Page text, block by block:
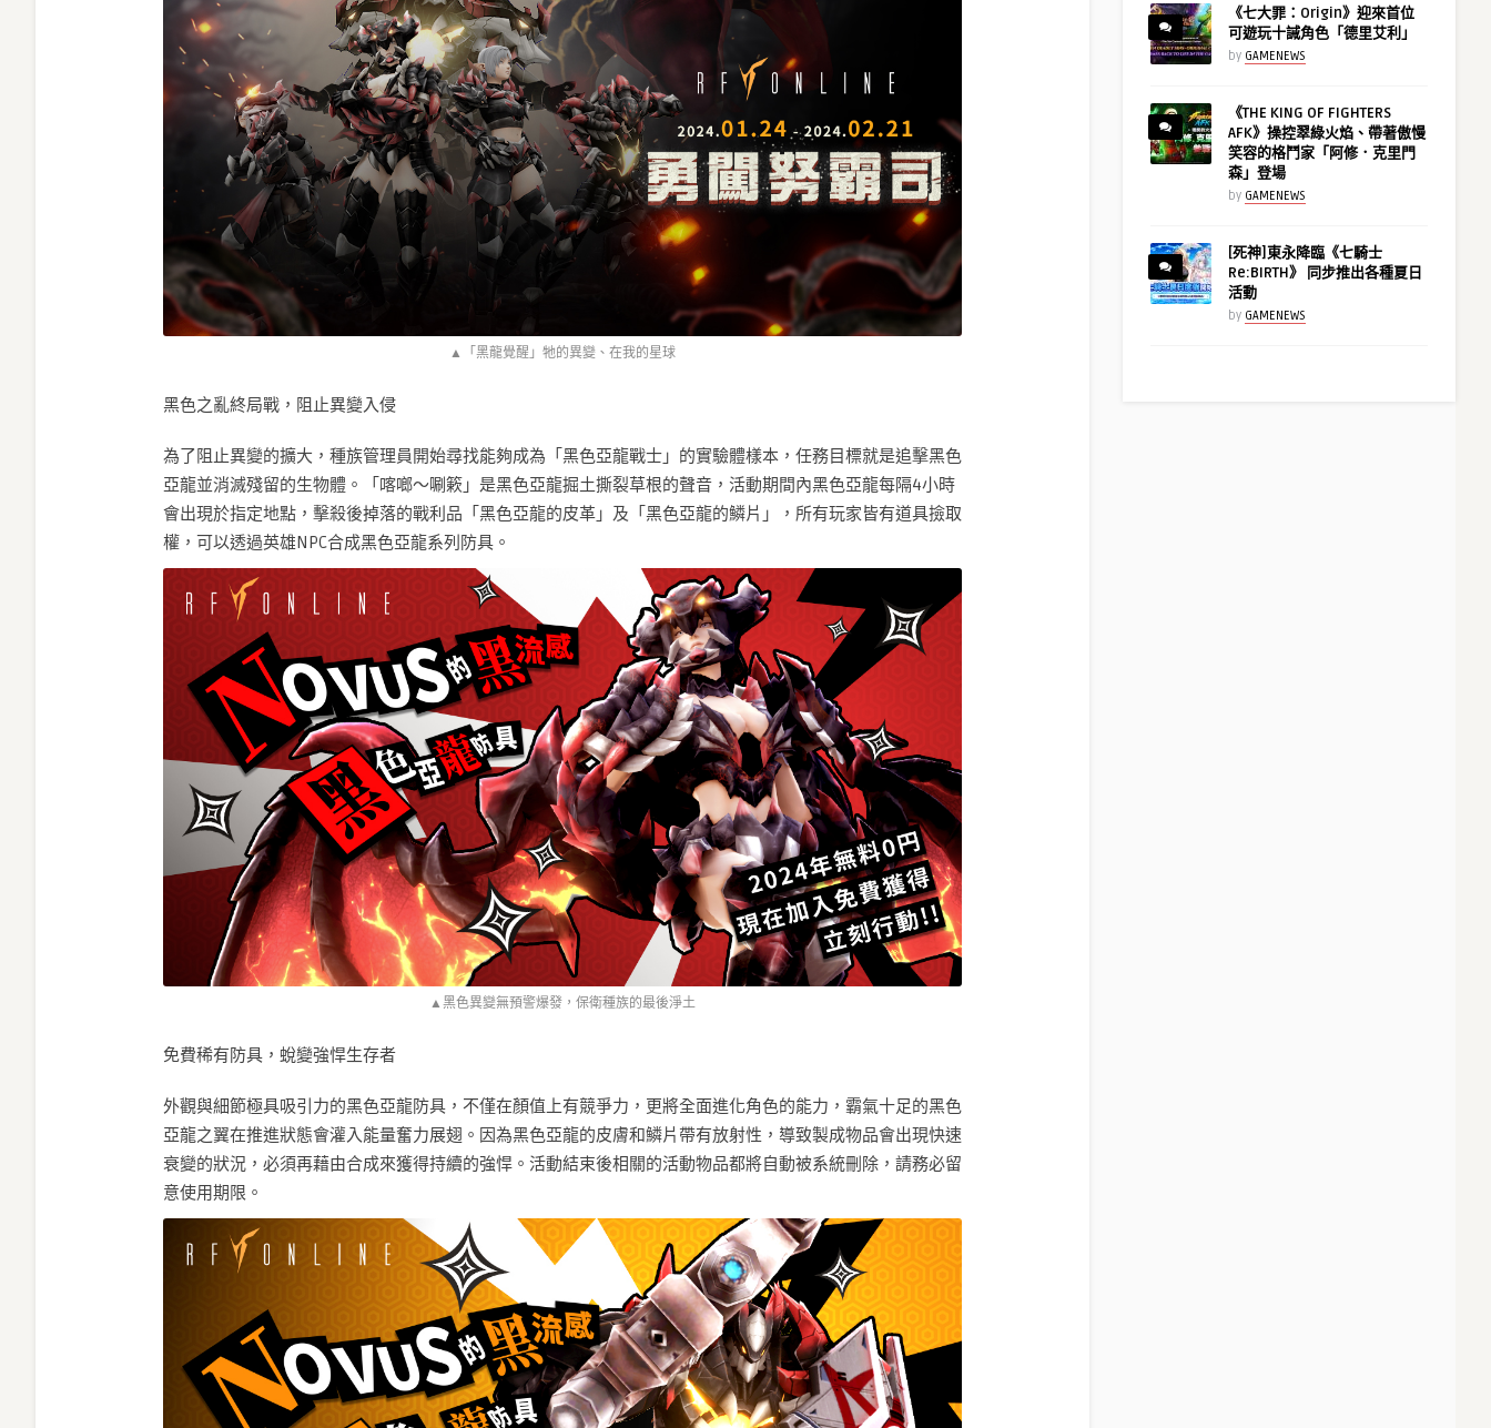
▲「黑龍覺醒」牠的異變、在我的星球
黑色之亂終局戰，阻止異變入侵
為了阻止異變的擴大，種族管理員開始尋找能夠成為「黑色亞龍戰士」的實驗體樣本，任務目標就是追擊黑色
亞龍並消滅殘留的生物體。「喀啷～唰簌」是黑色亞龍掘土撕裂草根的聲音，活動期間內黑色亞龍每隔4小時
會出現於指定地點，擊殺後掉落的戰利品「黑色亞龍的皮革」及「黑色亞龍的鱗片」，所有玩家皆有道具撿取
權，可以透過英雄NPC合成黑色亞龍系列防具。
▲黑色異變無預警爆發，保衛種族的最後淨土
免費稀有防具，蛻變強悍生存者
外觀與細節極具吸引力的黑色亞龍防具，不僅在顏值上有競爭力，更將全面進化角色的能力，霸氣十足的黑色
亞龍之翼在推進狀態會灌入能量奮力展翅。因為黑色亞龍的皮膚和鱗片帶有放射性，導致製成物品會出現快速
衰變的狀況，必須再藉由合成來獲得持續的強悍。活動結束後相關的活動物品都將自動被系統刪除，請務必留
意使用期限。
《七大罪：Origin》迎來首位
可遊玩十誡角色「德里艾利」
by GAMENEWS
《THE KING OF FIGHTERS
AFK》操控翠綠火焰、帶著傲慢
笑容的格鬥家「阿修．克里門
森」登場
by GAMENEWS
[死神]東永降臨《七騎士
Re:BIRTH》 同步推出各種夏日
活動
by GAMENEWS